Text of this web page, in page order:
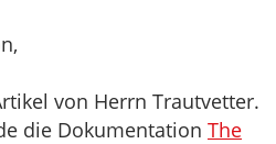
von Herrn Trautvetter.
die Dokumentation The